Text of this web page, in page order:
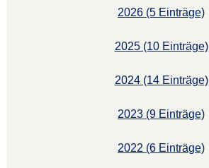
2026 (5 Einträge)
2025 (10 Einträge)
2024 (14 Einträge)
2023 (9 Einträge)
2022 (6 Einträge)